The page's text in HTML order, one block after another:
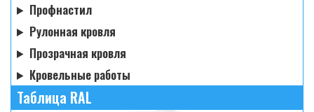
Профнастил
Рулонная кровля
Прозрачная кровля
Кровельные работы
Таблица RAL